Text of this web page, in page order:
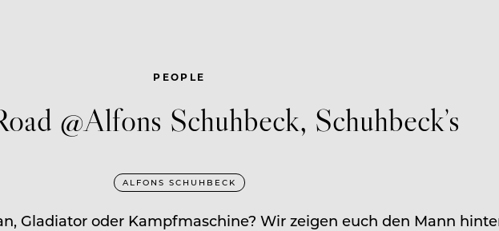
PEOPLE
@Alfons Schuhbeck, Schuhbeck’s
ALFONS SCHUHBECK
Gladiator oder Kampfmaschine? Wir zeigen euch den Mann